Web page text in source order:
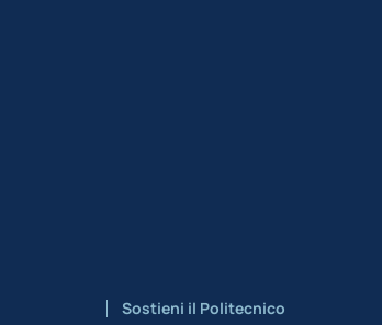
Sostieni il Politecnico